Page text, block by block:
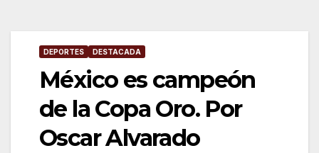
DEPORTES DESTACADA
México es campeón
de la Copa Oro. Por
Oscar Alvarado